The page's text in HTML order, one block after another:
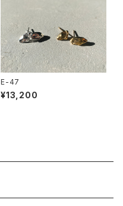
E-47
¥13,200